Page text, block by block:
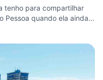
tenho para compartilhar
Pessoa quando ela ainda…